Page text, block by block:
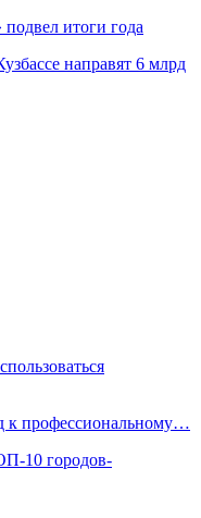
итоги года
направят 6 млрд
к профессиональному…
10 городов-